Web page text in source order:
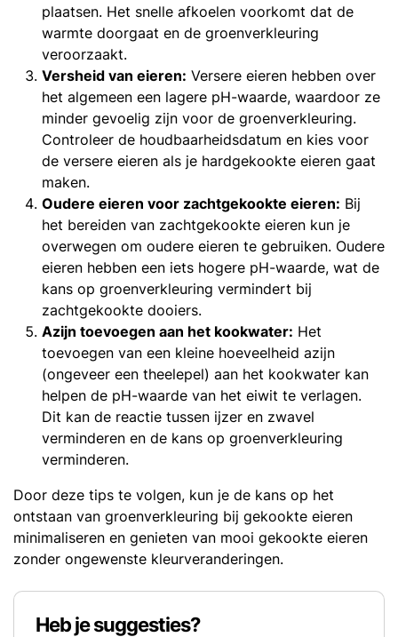
plaatsen. Het snelle afkoelen voorkomt dat de
warmte doorgaat en de groenverkleuring
veroorzaakt.
Versheid van eieren: Versere eieren hebben over
het algemeen een lagere pH-waarde, waardoor ze
minder gevoelig zijn voor de groenverkleuring.
Controleer de houdbaarheidsdatum en kies voor
de versere eieren als je hardgekookte eieren gaat
maken.
Oudere eieren voor zachtgekookte eieren: Bij
het bereiden van zachtgekookte eieren kun je
overwegen om oudere eieren te gebruiken. Oudere
eieren hebben een iets hogere pH-waarde, wat de
kans op groenverkleuring vermindert bij
zachtgekookte dooiers.
Azijn toevoegen aan het kookwater: Het
toevoegen van een kleine hoeveelheid azijn
(ongeveer een theelepel) aan het kookwater kan
helpen de pH-waarde van het eiwit te verlagen.
Dit kan de reactie tussen ijzer en zwavel
verminderen en de kans op groenverkleuring
verminderen.
Door deze tips te volgen, kun je de kans op het
ontstaan van groenverkleuring bij gekookte eieren
minimaliseren en genieten van mooi gekookte eieren
zonder ongewenste kleurveranderingen.
Heb je suggesties?